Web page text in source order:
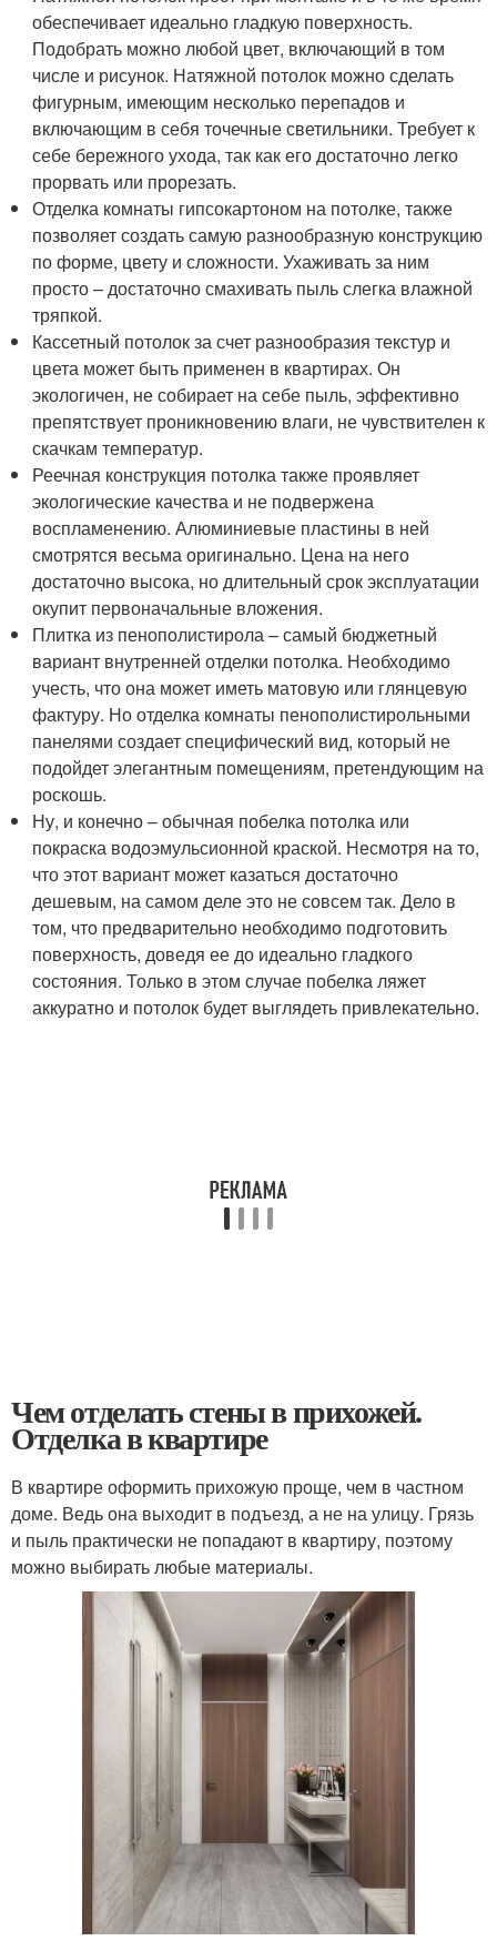
обеспечивает идеально гладкую поверхность.
Подобрать можно любой цвет, включающий в том
числе и рисунок. Натяжной потолок можно сделать
фигурным, имеющим несколько перепадов и
включающим в себя точечные светильники. Требует к
себе бережного ухода, так как его достаточно легко
прорвать или прорезать.
Отделка комнаты гипсокартоном на потолке, также
позволяет создать самую разнообразную конструкцию
по форме, цвету и сложности. Ухаживать за ним
просто – достаточно смахивать пыль слегка влажной
тряпкой.
Кассетный потолок за счет разнообразия текстур и
цвета может быть применен в квартирах. Он
экологичен, не собирает на себе пыль, эффективно
препятствует проникновению влаги, не чувствителен к
скачкам температур.
Реечная конструкция потолка также проявляет
экологические качества и не подвержена
воспламенению. Алюминиевые пластины в ней
смотрятся весьма оригинально. Цена на него
достаточно высока, но длительный срок эксплуатации
окупит первоначальные вложения.
Плитка из пенополистирола – самый бюджетный
вариант внутренней отделки потолка. Необходимо
учесть, что она может иметь матовую или глянцевую
фактуру. Но отделка комнаты пенополистирольными
панелями создает специфический вид, который не
подойдет элегантным помещениям, претендующим на
роскошь.
Ну, и конечно – обычная побелка потолка или
покраска водоэмульсионной краской. Несмотря на то,
что этот вариант может казаться достаточно
дешевым, на самом деле это не совсем так. Дело в
том, что предварительно необходимо подготовить
поверхность, доведя ее до идеально гладкого
состояния. Только в этом случае побелка ляжет
аккуратно и потолок будет выглядеть привлекательно.
Чем отделать стены в прихожей.
Отделка в квартире
В квартире оформить прихожую проще, чем в частном
доме. Ведь она выходит в подъезд, а не на улицу. Грязь
и пыль практически не попадают в квартиру, поэтому
можно выбирать любые материалы.